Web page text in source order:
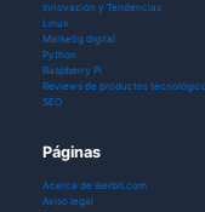
Innovación y Tendencias
Linux
Marketig digital
Python
Raspberry Pi
Reviews de productos
SEO
Páginas
Acerca de ikerbit.com
Aviso legal